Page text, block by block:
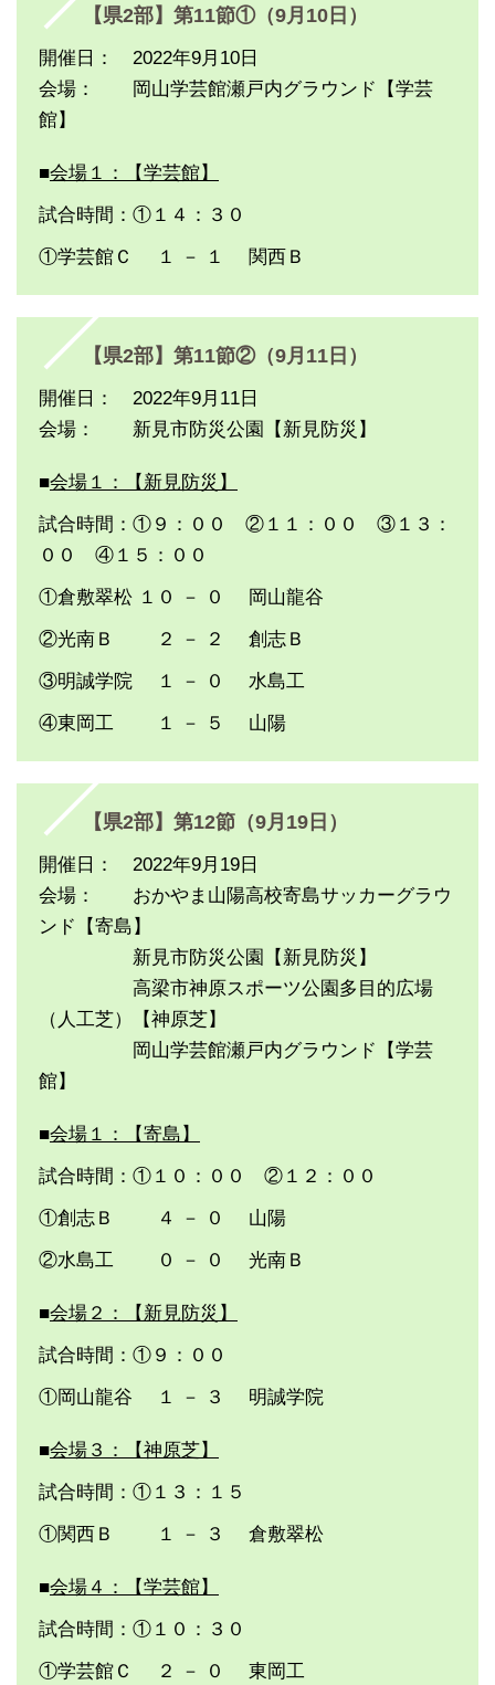
【県2部】第11節①（9月10日）
開催日： 2022年9月10日
会場： 岡山学芸館瀬戸内グラウンド【学芸
館】
■会場１：【学芸館】
試合時間：①１４：３０
①学芸館Ｃ １ － １ 関西Ｂ
【県2部】第11節②（9月11日）
開催日： 2022年9月11日
会場： 新見市防災公園【新見防災】
■会場１：【新見防災】
試合時間：①９：００ ②１１：００ ③１３：
００ ④１５：００
①倉敷翠松 １０ － ０ 岡山龍谷
②光南Ｂ ２ － ２ 創志Ｂ
③明誠学院 １ － ０ 水島工
④東岡工 １ － ５ 山陽
【県2部】第12節（9月19日）
開催日： 2022年9月19日
会場： おかやま山陽高校寄島サッカーグラウ
ンド【寄島】
新見市防災公園【新見防災】
高梁市神原スポーツ公園多目的広場
（人工芝）【神原芝】
岡山学芸館瀬戸内グラウンド【学芸
館】
■会場１：【寄島】
試合時間：①１０：００ ②１２：００
①創志Ｂ ４ － ０ 山陽
②水島工 ０ － ０ 光南Ｂ
■会場２：【新見防災】
試合時間：①９：００
①岡山龍谷 １ － ３ 明誠学院
■会場３：【神原芝】
試合時間：①１３：１５
①関西Ｂ １ － ３ 倉敷翠松
■会場４：【学芸館】
試合時間：①１０：３０
①学芸館Ｃ ２ － ０ 東岡工